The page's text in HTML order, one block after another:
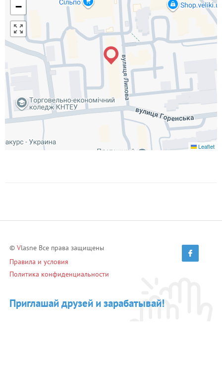
−
Leaflet
© Vlasne Все права защищены
Правила и условия
Политика конфиденциальности
Приглашай друзей и зарабатывай!